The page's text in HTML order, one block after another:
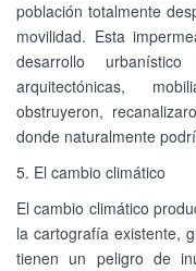
población totalmente
movilidad. Esta
desarrollo
arquitectónicas,
obstruyeron,
donde naturalmente
5. El cambio climático
El cambio climático
la cartografía existente,
tienen un peligro de